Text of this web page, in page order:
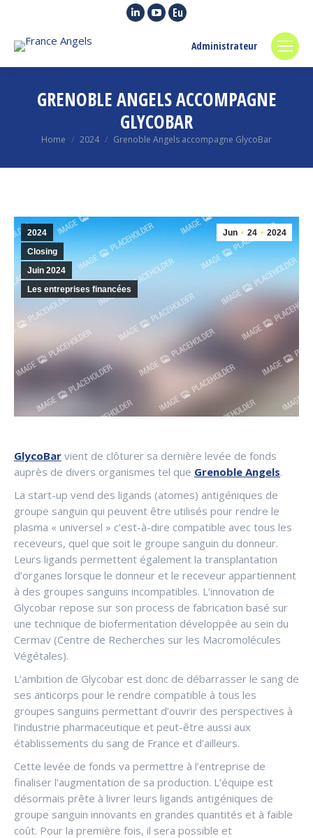
Linkedin
in
window
YouTube
in
window
Euroquity
opens
in
window
Administrateur
GRENOBLE ANGELS ACCOMPAGNE
GLYCOBAR
You are here:
Home 2024 Grenoble Angels accompagne GlycoBar
Jun 24 2024
2024
Closing
Juin 2024
Les entreprises financées
GlycoBar vient de clôturer sa dernière levée de fonds
auprès de divers organismes tel que Grenoble Angels.
La start-up vend des ligands (atomes) antigéniques de
groupe sanguin qui peuvent être utilisés pour rendre le
plasma « universel » c’est-à-dire compatible avec tous les
receveurs, quel que soit le groupe sanguin du donneur.
Leurs ligands permettent également la transplantation
d’organes lorsque le donneur et le receveur appartiennent
à des groupes sanguins incompatibles. L’innovation de
Glycobar repose sur son process de fabrication basé sur
une technique de biofermentation développée au sein du
Cermav (Centre de Recherches sur les Macromolécules
Végétales).
L’ambition de Glycobar est donc de débarrasser le sang de
ses anticorps pour le rendre compatible à tous les
groupes sanguins permettant d’ouvrir des perspectives à
l’industrie pharmaceutique et peut-être aussi aux
établissements du sang de France et d’ailleurs.
Cette levée de fonds va permettre à l’entreprise de
finaliser l’augmentation de sa production. L’équipe est
désormais prête à livrer leurs ligands antigéniques de
groupe sanguin innovants en grandes quantités et à faible
coût. Pour la première fois, il sera possible et